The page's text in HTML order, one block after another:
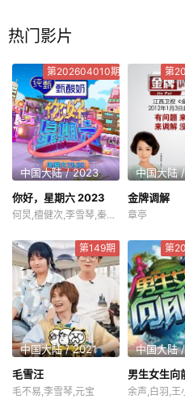
热门影片
第202604010期
中国大陆 / 2023
你好，星期六 2023
何炅,檀健次,李雪琴,秦霄贤,王鹤棣,黄明昊,蔡文静,赵小棠,冯禧
第
中国大陆
金牌调解
章亭
第149期
中国大陆 / 2021
毛雪汪
毛不易,李雪琴,元宝
第
中国大陆